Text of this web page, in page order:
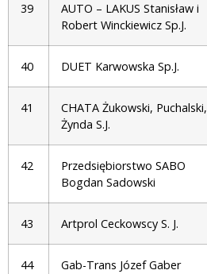
39
AUTO – LAKUS Stanisław i
Robert Winckiewicz Sp.J.
40 DUET Karwowska Sp.J.
41
CHATA Żukowski, Puchalski,
Żynda S.J.
42
Przedsiębiorstwo SABO
Bogdan Sadowski
43 Artprol Ceckowscy S. J.
44 Gab-Trans Józef Gaber